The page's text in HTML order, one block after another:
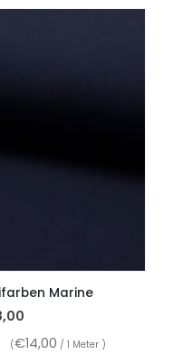
Marine
(€14,00 / 1 Meter )